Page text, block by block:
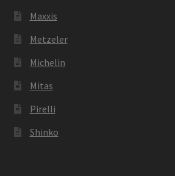
Maxxis
Metzeler
Michelin
Mitas
Pirelli
Shinko